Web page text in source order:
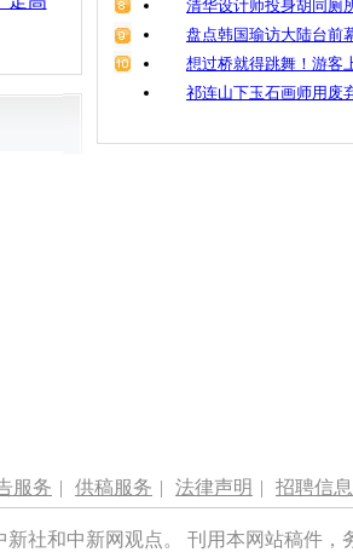
清华设计师投身胡同厕
盘点韩国瑜访大陆台前
想过桥就得跳舞！游客
祁连山下玉石画师用废
服务 | 供稿服务 | 法律声明 | 招聘信息
社和中新网观点。 刊用本网站稿件，